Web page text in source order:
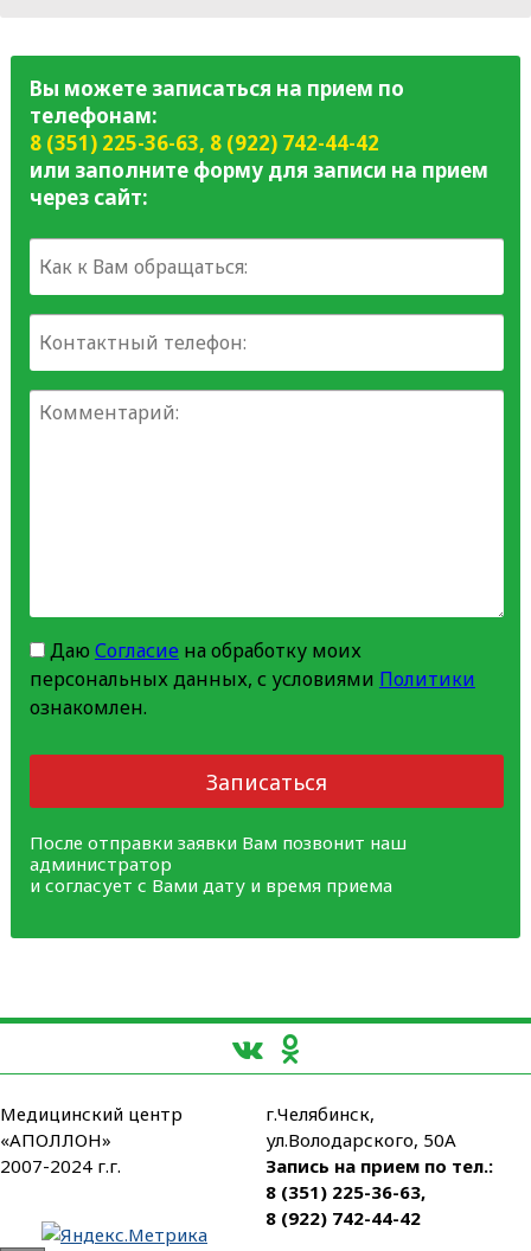
Вы можете записаться на прием по
телефонам:
8 (351) 225-36-63, 8 (922) 742-44-42
или заполните форму для записи на прием
через сайт:
Даю Согласиена обработку моих
персональных данных, с условиями Политики
ознакомлен.
Записаться
После отправки заявки Вам позвонит наш
администратор
и согласует с Вами дату и время приема
Медицинский центр
«АПОЛЛОН»
2007-2024 г.г.
г.Челябинск,
ул.Володарского, 50А
Запись на прием по тел.:
8 (351) 225-36-63,
8 (922) 742-44-42